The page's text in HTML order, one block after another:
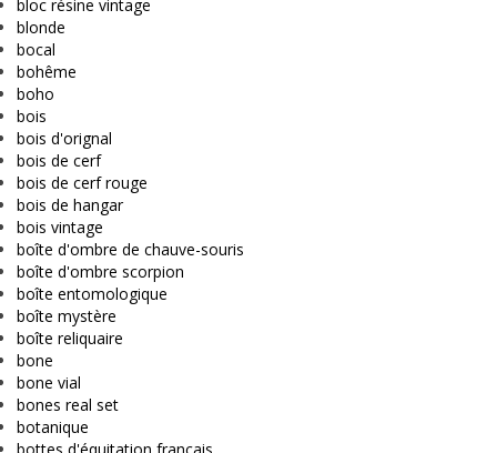
bloc résine vintage
blonde
bocal
bohême
boho
bois
bois d'orignal
bois de cerf
bois de cerf rouge
bois de hangar
bois vintage
boîte d'ombre de chauve-souris
boîte d'ombre scorpion
boîte entomologique
boîte mystère
boîte reliquaire
bone
bone vial
bones real set
botanique
bottes d'équitation français